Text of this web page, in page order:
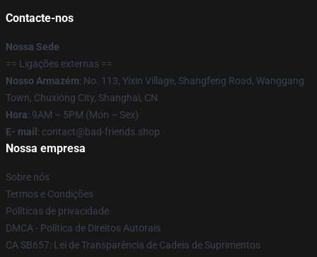
Contacte-nos
Nossa Sede
== Ligações externas ==
Nosso Armazém: No. 113, Yixin Village, Shangfeng Road, Wanggang
Town, Chuxiong City, Shanghai, CN
Hora: 9AM – 5PM (Mon – Sex)
E- mail : contact@bad-friends.shop
Nossa empresa
Sobre nós
Termos e Condições
Políticas de privacidade
DMCA - Política de Direitos Autorais
CA SB657: Lei de Transparência de Cadeia de Suprimentos